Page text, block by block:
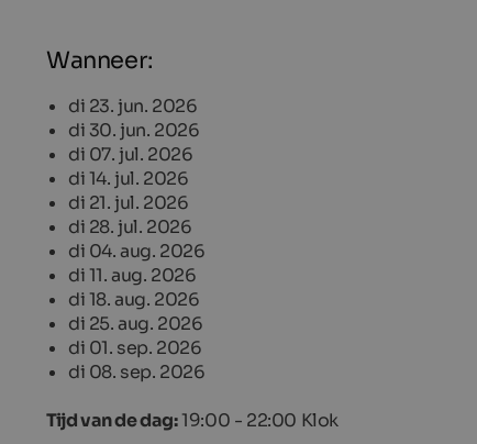
Wanneer:
di 23. jun. 2026
di 30. jun. 2026
di 07. jul. 2026
di 14. jul. 2026
di 21. jul. 2026
di 28. jul. 2026
di 04. aug. 2026
di 11. aug. 2026
di 18. aug. 2026
di 25. aug. 2026
di 01. sep. 2026
di 08. sep. 2026
Tijd van de dag:19:00 - 22:00 Klok